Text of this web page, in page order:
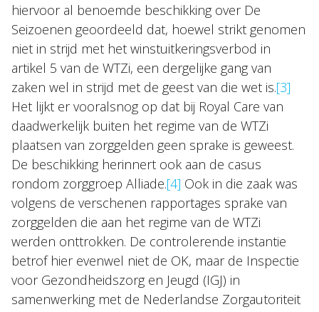
hiervoor al benoemde beschikking over De
Seizoenen geoordeeld dat, hoewel strikt genomen
niet in strijd met het winstuitkeringsverbod in
artikel 5 van de WTZi, een dergelijke gang van
zaken wel in strijd met de geest van die wet is.[3]
Het lijkt er vooralsnog op dat bij Royal Care van
daadwerkelijk buiten het regime van de WTZi
plaatsen van zorggelden geen sprake is geweest.
De beschikking herinnert ook aan de casus
rondom zorggroep Alliade.[4] Ook in die zaak was
volgens de verschenen rapportages sprake van
zorggelden die aan het regime van de WTZi
werden onttrokken. De controlerende instantie
betrof hier evenwel niet de OK, maar de Inspectie
voor Gezondheidszorg en Jeugd (IGJ) in
samenwerking met de Nederlandse Zorgautoriteit